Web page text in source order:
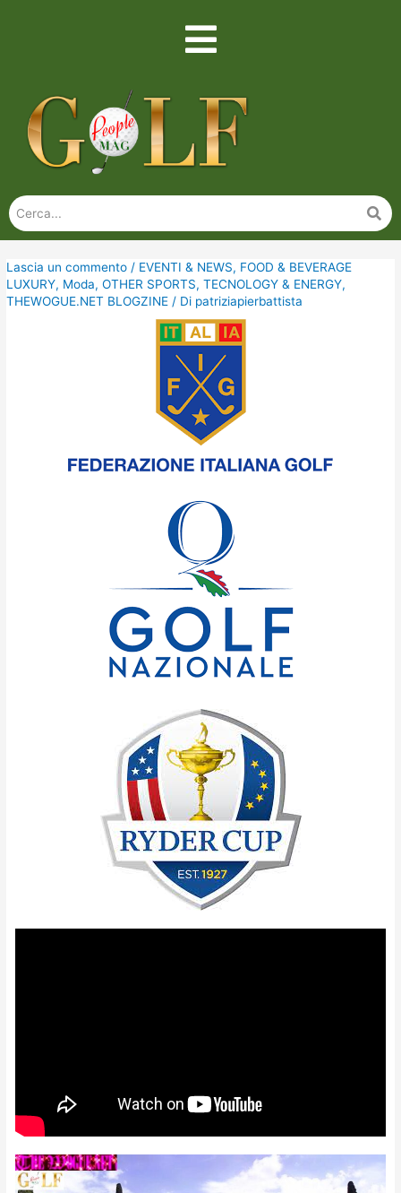
Lascia un commento / EVENTI & NEWS, FOOD & BEVERAGE
LUXURY, Moda,OTHER SPORTS,TECNOLOGY & ENERGY,
THEWOGUE.NET BLOGZINE / Di patriziapierbattista